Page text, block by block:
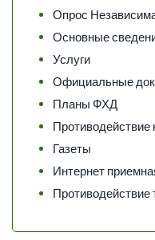
Опрос
Основные
Услуги
Официальные
Планы ФХД
Противодействие
Газеты
Интернет
Противодействие